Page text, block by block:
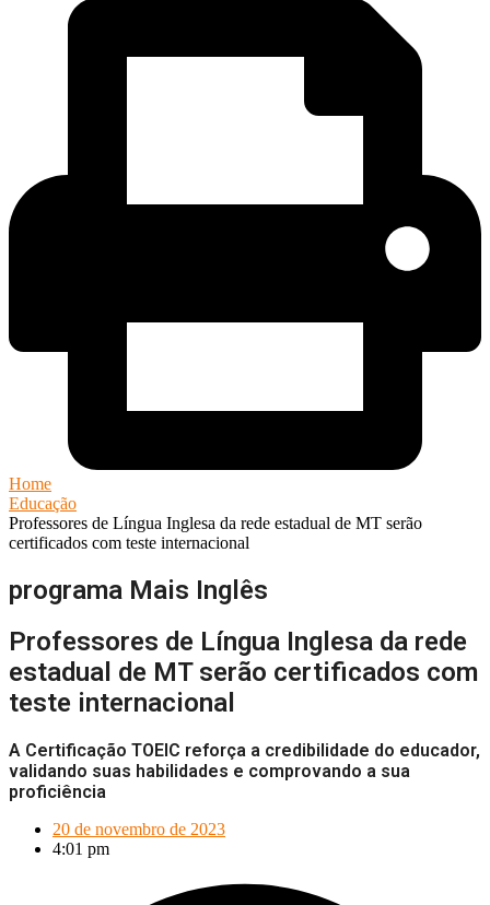
Home
Educação
Professores de Língua Inglesa da rede estadual de MT serão
certificados com teste internacional
programa Mais Inglês
Professores de Língua Inglesa da rede
estadual de MT serão certificados com
teste internacional
A Certificação TOEIC reforça a credibilidade do educador,
validando suas habilidades e comprovando a sua
proficiência
20 de novembro de 2023
4:01 pm